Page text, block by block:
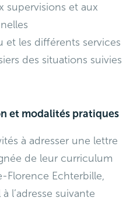
supervisions et aux
et les différents services
des situations suivies
et modalités pratiques
à adresser une lettre
de leur curriculum
Florence Echterbille,
l’adresse suivante